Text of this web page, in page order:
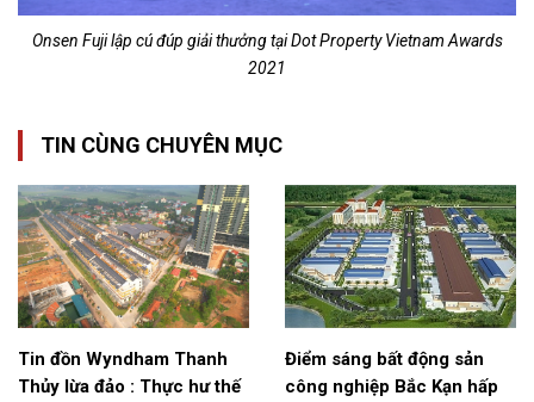
Onsen Fuji lập cú đúp giải thưởng tại Dot Property Vietnam Awards
2021
TIN CÙNG CHUYÊN MỤC
Tin đồn Wyndham Thanh
Thủy lừa đảo : Thực hư thế
Điểm sáng bất động sản
công nghiệp Bắc Kạn hấp